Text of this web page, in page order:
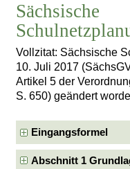
Sächsische
Vollzitat: Sächsische
10. Juli 2017
Artikel 5 der
S. 650) geändert
Eingangsformel
Abschnitt 1